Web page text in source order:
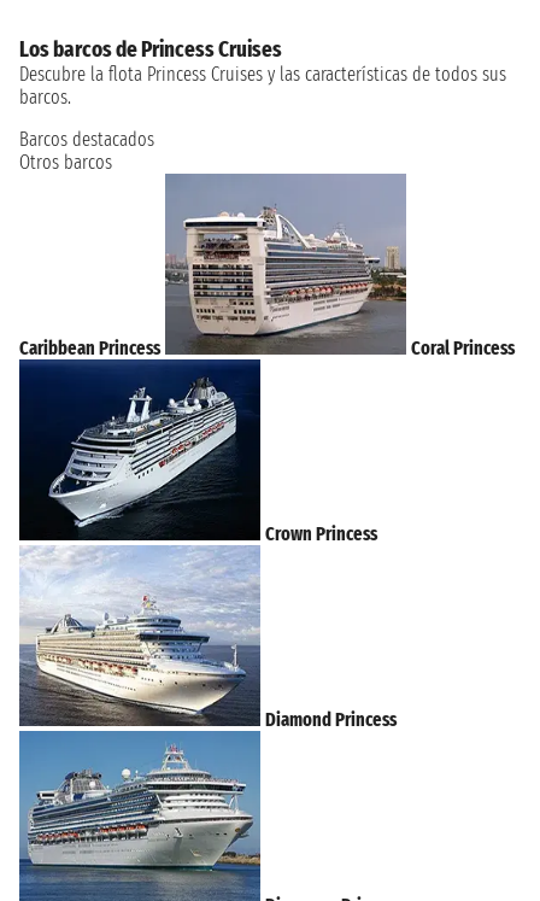
Los barcos de Princess Cruises
Descubre la flota Princess Cruises y las características de todos sus
barcos.
Barcos destacados
Otros barcos
Caribbean Princess Coral Princess
Crown Princess
Diamond Princess